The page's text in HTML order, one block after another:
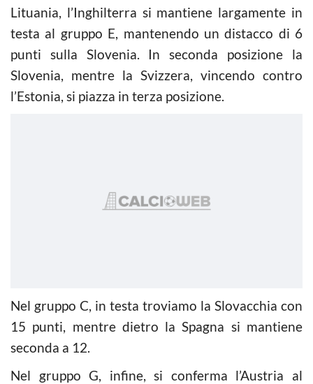
Lituania, l’Inghilterra si mantiene largamente in
testa al gruppo E, mantenendo un distacco di 6
punti sulla Slovenia. In seconda posizione la
Slovenia, mentre la Svizzera, vincendo contro
l’Estonia, si piazza in terza posizione.
Nel gruppo C, in testa troviamo la Slovacchia con
15 punti, mentre dietro la Spagna si mantiene
seconda a 12.
Nel gruppo G, infine, si conferma l’Austria al